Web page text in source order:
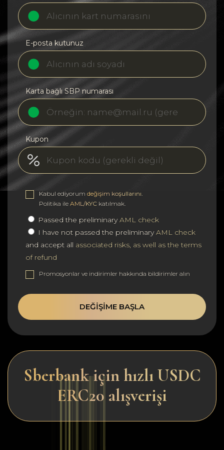
E-posta kutunuz
Karta bağlı SBP numarası
Kupon
Kabul ediyorum değişim koşullarını
Politika ile AML/KYC katılmak.
Passed the preliminaryAML check
I have not passed the preliminaryAML check
and accept all associated risks, as well as the terms
of refund
Promosyonlar ve indirimler hakkında bildirimler alın
DEĞIŞIME BAŞLA
Sberbank için hızlı USDC
ERC20 alışverişi